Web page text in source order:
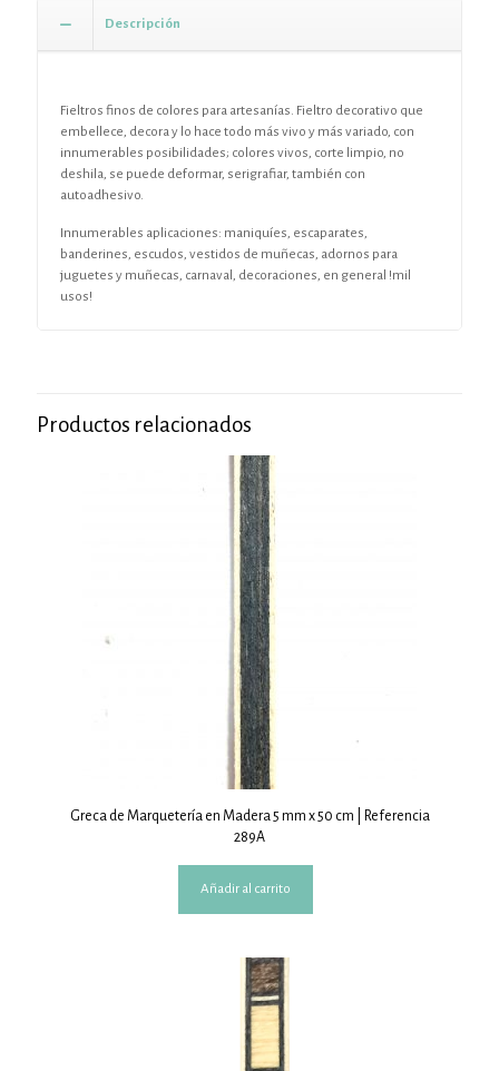
Descripción
Fieltros finos de colores para artesanías. Fieltro decorativo que
embellece, decora y lo hace todo más vivo y más variado, con
innumerables posibilidades; colores vivos, corte limpio, no
deshila, se puede deformar, serigrafiar, también con
autoadhesivo.
Innumerables aplicaciones: maniquíes, escaparates,
banderines, escudos, vestidos de muñecas, adornos para
juguetes y muñecas, carnaval, decoraciones, en general !mil
usos!
Productos relacionados
Greca de Marquetería en Madera 5 mm x 50 cm | Referencia
289A
Añadir al carrito